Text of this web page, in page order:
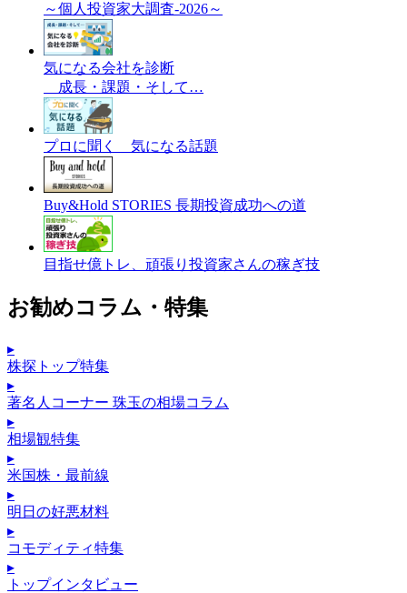
～個人投資家大調査-2026～
気になる会社を診断
成長・課題・そして…
プロに聞く 気になる話題
Buy&Hold STORIES 長期投資成功への道
目指せ億トレ、頑張り投資家さんの稼ぎ技
お勧めコラム・特集
▸
株探トップ特集
▸
著名人コーナー 珠玉の相場コラム
▸
相場観特集
▸
米国株・最前線
▸
明日の好悪材料
▸
コモディティ特集
▸
トップインタビュー